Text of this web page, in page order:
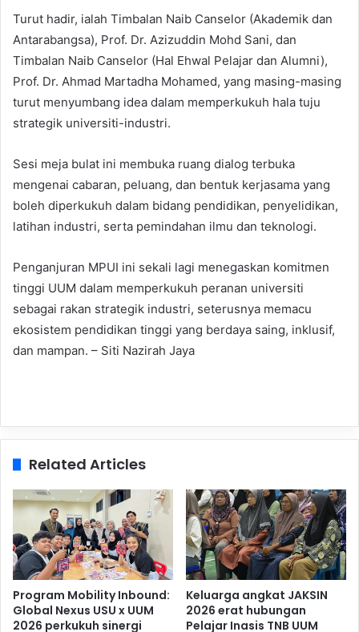
Turut hadir, ialah Timbalan Naib Canselor (Akademik dan
Antarabangsa), Prof. Dr. Azizuddin Mohd Sani, dan
Timbalan Naib Canselor (Hal Ehwal Pelajar dan Alumni),
Prof. Dr. Ahmad Martadha Mohamed, yang masing-masing
turut menyumbang idea dalam memperkukuh hala tuju
strategik universiti-industri.
Sesi meja bulat ini membuka ruang dialog terbuka
mengenai cabaran, peluang, dan bentuk kerjasama yang
boleh diperkukuh dalam bidang pendidikan, penyelidikan,
latihan industri, serta pemindahan ilmu dan teknologi.
Penganjuran MPUI ini sekali lagi menegaskan komitmen
tinggi UUM dalam memperkukuh peranan universiti
sebagai rakan strategik industri, seterusnya memacu
ekosistem pendidikan tinggi yang berdaya saing, inklusif,
dan mampan. – Siti Nazirah Jaya
Related Articles
Program Mobility Inbound:
Global Nexus USU x UUM
2026 perkukuh sinergi
Keluarga angkat JAKSIN
2026 erat hubungan
Pelajar Inasis TNB UUM